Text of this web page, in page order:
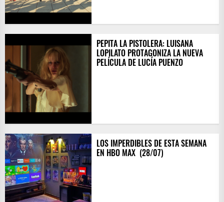
PEPITA LA PISTOLERA: LUISANA
LOPILATO PROTAGONIZA LA NUEVA
PELÍCULA DE LUCÍA PUENZO
LOS IMPERDIBLES DE ESTA SEMANA
EN HBO MAX ​ (28/07)